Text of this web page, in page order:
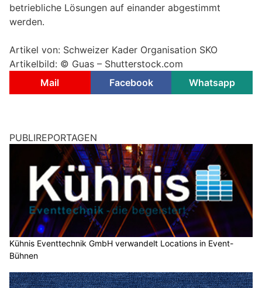
betriebliche Lösungen auf einander abgestimmt
werden.
Artikel von: Schweizer Kader Organisation SKO
Artikelbild: © Guas – Shutterstock.com
Mail
Facebook Whatsapp
PUBLIREPORTAGEN
Kühnis Eventtechnik GmbH verwandelt Locations in Event-
Bühnen